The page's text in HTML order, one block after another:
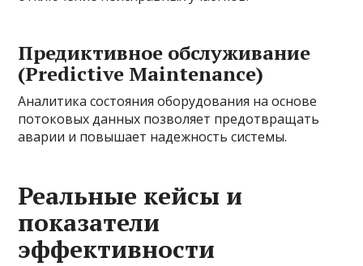
Предиктивное обслуживание
(Predictive Maintenance)
Аналитика состояния оборудования на основе
потоковых данных позволяет предотвращать
аварии и повышает надежность системы.
Реальные кейсы и
показатели
эффективности